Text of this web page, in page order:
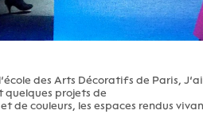
des Arts Décoratifs de Paris,
projets de
de couleurs, les espaces rendus